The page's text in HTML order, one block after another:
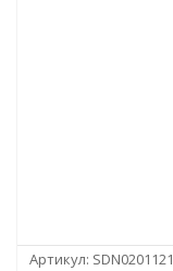
Артикул: SDN0201121